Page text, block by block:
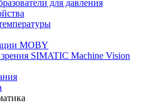
для давления
MOBY
SIMATIC Machine Vision